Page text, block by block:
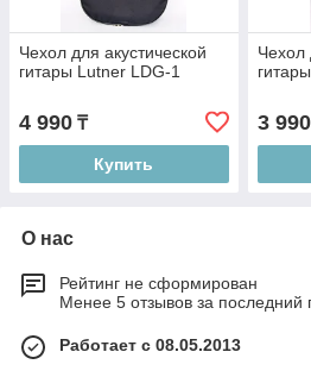
Чехол для акустической
гитары Lutner LDG-1
4 990 ₸
Купить
Чехол
3 990
О нас
Рейтинг не сформирован
Менее 5 отзывов за последний
Работает с 08.05.2013